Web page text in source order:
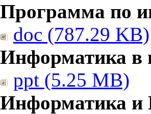
Программа по
doc (787.29 KB)
Информатика в
ppt (5.25 MB)
Информатика и